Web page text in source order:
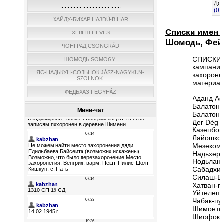
ХАЙДУ-БИХАР HAJDÚ-BIHAR
ХЕВЕШ HEVES
ЧОНГРАД CSONGRÁD
ШОМОДЬ SOMOGY.
ЯС-НАДЬКУН-СОЛЬНОК JÁSZ-NAGYKUN-
SZOLNOK.
ФЕДЬХАЗ FEGYHÁZ
Мини-чат
Списки имен
Шомодь,
СПИСКИ
Аданд
Дег Dég
Силаш-
Хатван-
Чабак-
Шиофок